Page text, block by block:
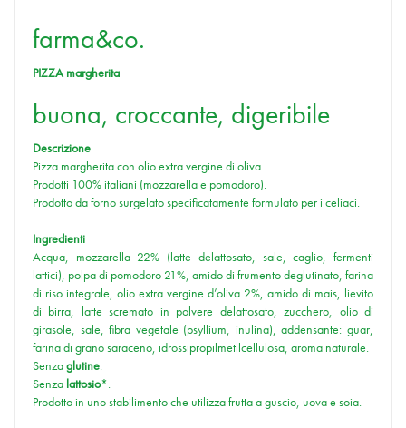
farma&co.
PIZZA margherita
buona, croccante, digeribile
Descrizione
Pizza margherita con olio extra vergine di oliva.
Prodotti 100% italiani (mozzarella e pomodoro).
Prodotto da forno surgelato specificatamente formulato per i celiaci.
Ingredienti
Acqua, mozzarella 22% (latte delattosato, sale, caglio, fermenti
lattici), polpa di pomodoro 21%, amido di frumento deglutinato, farina
di riso integrale, olio extra vergine d’oliva 2%, amido di mais, lievito
di birra, latte scremato in polvere delattosato, zucchero, olio di
girasole, sale, fibra vegetale (psyllium, inulina), addensante: guar,
farina di grano saraceno, idrossipropilmetilcellulosa, aroma naturale.
Senzaglutine.
Senza lattosio*.
Prodotto in uno stabilimento che utilizza frutta a guscio, uova e soia.